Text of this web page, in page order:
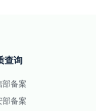
查询
部备案
部备案